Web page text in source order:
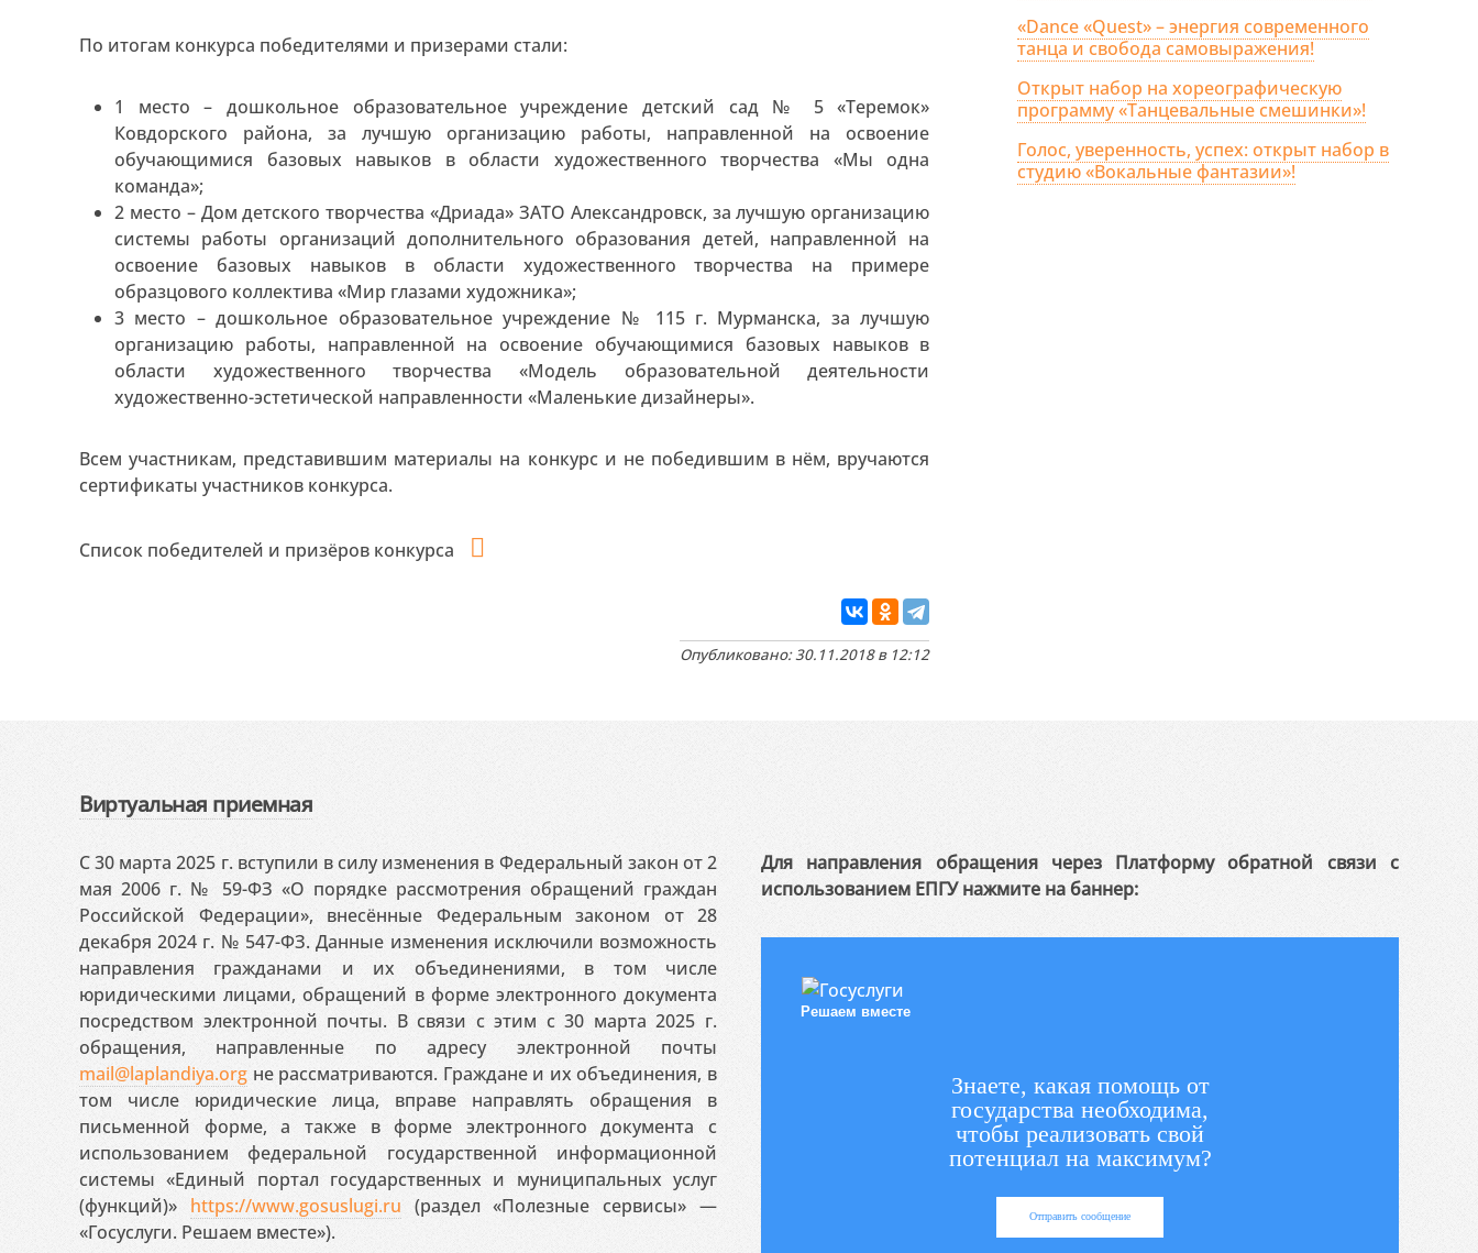
По итогам конкурса победителями и призерами стали:
1 место – дошкольное образовательное учреждение детский сад № 5 «Теремок»
Ковдорского района, за лучшую организацию работы, направленной на освоение
обучающимися базовых навыков в области художественного творчества «Мы одна
команда»;
2 место – Дом детского творчества «Дриада» ЗАТО Александровск, за лучшую организацию
системы работы организаций дополнительного образования детей, направленной на
освоение базовых навыков в области художественного творчества на примере
образцового коллектива «Мир глазами художника»;
3 место – дошкольное образовательное учреждение № 115 г. Мурманска, за лучшую
организацию работы, направленной на освоение обучающимися базовых навыков в
области художественного творчества «Модель образовательной деятельности
художественно-эстетической направленности «Маленькие дизайнеры».
Всем участникам, представившим материалы на конкурс и не победившим в нём, вручаются
сертификаты участников конкурса.
Список победителей и призёров конкурса
Опубликовано: 30.11.2018 в 12:12
«Dance «Quest» – энергия современного
танца и свобода самовыражения!
Открыт набор на хореографическую
программу «Танцевальные смешинки»!
Голос, уверенность, успех: открыт набор в
студию «Вокальные фантазии»!
Виртуальная приемная
С 30 марта 2025 г. вступили в силу изменения в Федеральный закон от 2
мая 2006 г. № 59-ФЗ «О порядке рассмотрения обращений граждан
Российской Федерации», внесённые Федеральным законом от 28
декабря 2024 г. № 547-ФЗ. Данные изменения исключили возможность
направления гражданами и их объединениями, в том числе
юридическими лицами, обращений в форме электронного документа
посредством электронной почты. В связи с этим с 30 марта 2025 г.
обращения, направленные по адресу электронной почты
mail@laplandiya.org не рассматриваются. Граждане и их объединения, в
том числе юридические лица, вправе направлять обращения в
письменной форме, а также в форме электронного документа с
использованием федеральной государственной информационной
системы «Единый портал государственных и муниципальных услуг
(функций)» https://www.gosuslugi.ru (раздел «Полезные сервисы» —
«Госуслуги. Решаем вместе»).
Для направления обращения через Платформу обратной связи с
использованием ЕПГУ нажмите на баннер:
Решаем вместе
Знаете, какая помощь от
государства необходима,
чтобы реализовать свой
потенциал на максимум?
Отправить сообщение